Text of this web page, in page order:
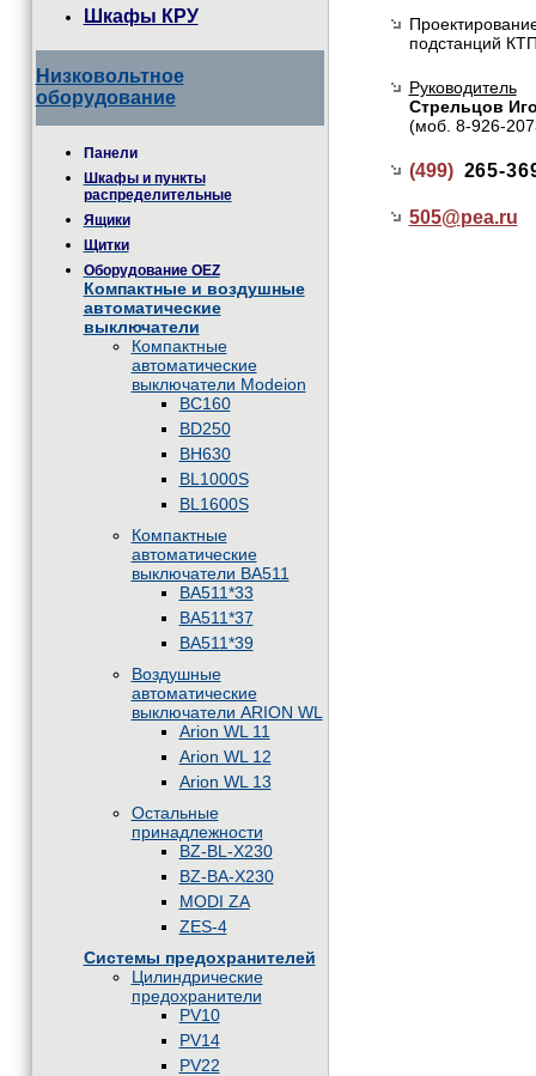
Шкафы КРУ
Низковольтное
оборудование
Панели
Шкафы и пункты
распределительные
Ящики
Щитки
Оборудование OEZ
Компактные и воздушные
автоматические
выключатели
Компактные
автоматические
выключатели Modeion
BC160
BD250
BH630
BL1000S
BL1600S
Компактные
автоматические
выключатели BA511
BA511*33
BA511*37
BA511*39
Воздушные
автоматические
выключатели ARION WL
Arion WL 11
Arion WL 12
Arion WL 13
Остальные
принадлежности
BZ-BL-X230
BZ-BA-X230
MODI ZA
ZES-4
Системы предохранителей
Цилиндрические
предохранители
PV10
PV14
PV22
подстанций
Руководитель
Стрельцов
(моб. 8-926-
(499) 265-
505@pea.ru